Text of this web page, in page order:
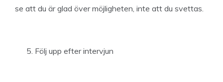
se att du är glad över möjligheten, inte att du svettas.
Följ upp efter intervjun